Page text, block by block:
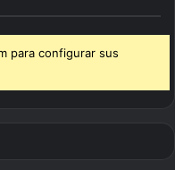
para configurar sus